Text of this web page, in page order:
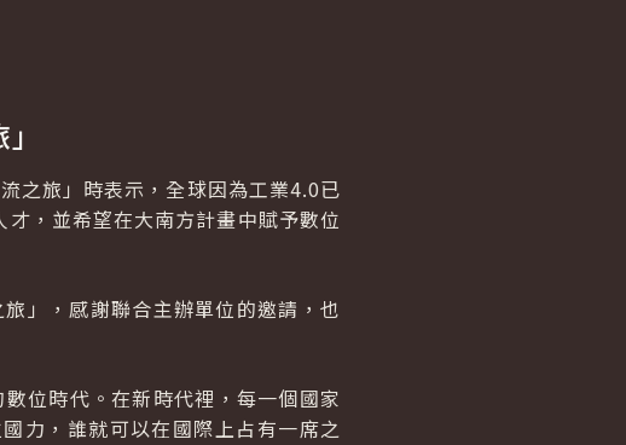
之旅」時表示，全球因為工業4.0已
，並希望在大南方計畫中賦予數位
」，感謝聯合主辦單位的邀請，也
位時代。在新時代裡，每一個國家
力，誰就可以在國際上占有一席之